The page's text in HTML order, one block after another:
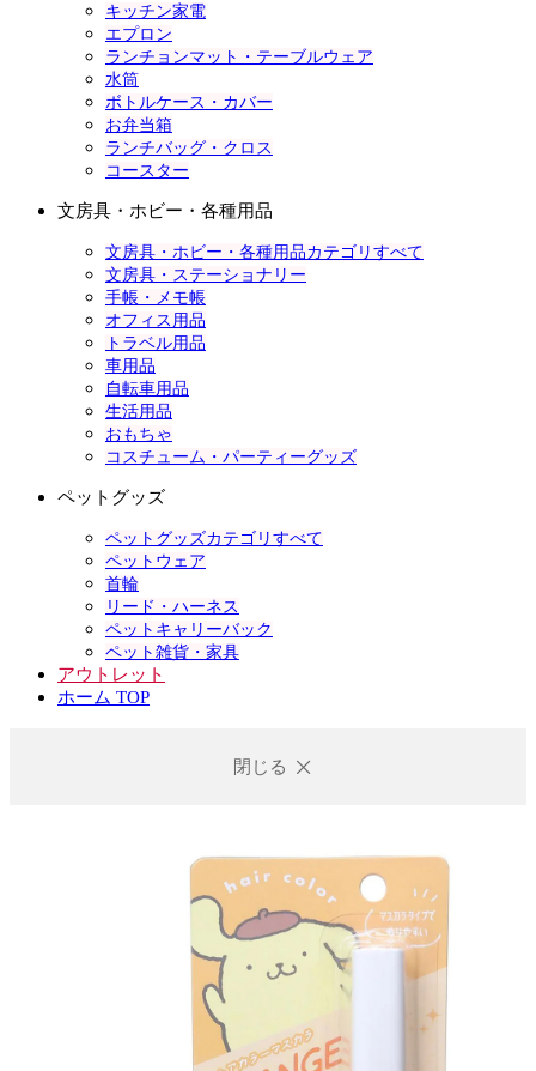
キッチン家電
エプロン
ランチョンマット・テーブルウェア
水筒
ボトルケース・カバー
お弁当箱
ランチバッグ・クロス
コースター
文房具・ホビー・各種用品
文房具・ホビー・各種用品カテゴリすべて
文房具・ステーショナリー
手帳・メモ帳
オフィス用品
トラベル用品
車用品
自転車用品
生活用品
おもちゃ
コスチューム・パーティーグッズ
ペットグッズ
ペットグッズカテゴリすべて
ペットウェア
首輪
リード・ハーネス
ペットキャリーバック
ペット雑貨・家具
アウトレット
ホーム TOP
閉じる